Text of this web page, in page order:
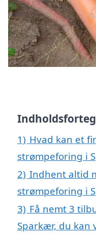
1) Hvad kan et
strømpeforing i
2) Indhent altid
strømpeforing i
3) Få nemt 3
Sparkær, du kan